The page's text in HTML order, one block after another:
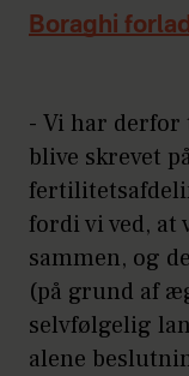
Boraghi
- Vi har derfor
blive skrevet
fordi vi ved, at
sammen, og
(på grund af
selvfølgelig
alene